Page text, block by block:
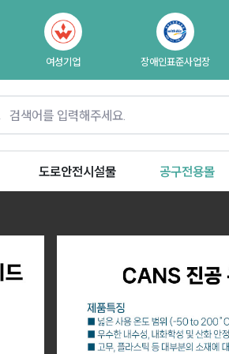
여성기업 장애인표준사업장
도로안전시설물 공구전용몰